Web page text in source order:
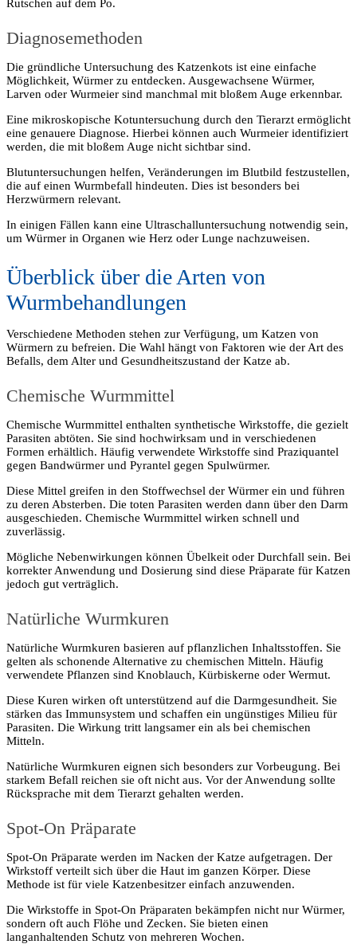
Rutschen auf dem Po.
Diagnosemethoden
Die gründliche Untersuchung des Katzenkots ist eine einfache
Möglichkeit, Würmer zu entdecken. Ausgewachsene Würmer,
Larven oder Wurmeier sind manchmal mit bloßem Auge erkennbar.
Eine mikroskopische Kotuntersuchung durch den Tierarzt ermöglicht
eine genauere Diagnose. Hierbei können auch Wurmeier identifiziert
werden, die mit bloßem Auge nicht sichtbar sind.
Blutuntersuchungen helfen, Veränderungen im Blutbild festzustellen,
die auf einen Wurmbefall hindeuten. Dies ist besonders bei
Herzwürmern relevant.
In einigen Fällen kann eine Ultraschalluntersuchung notwendig sein,
um Würmer in Organen wie Herz oder Lunge nachzuweisen.
Überblick über die Arten von
Wurmbehandlungen
Verschiedene Methoden stehen zur Verfügung, um Katzen von
Würmern zu befreien. Die Wahl hängt von Faktoren wie der Art des
Befalls, dem Alter und Gesundheitszustand der Katze ab.
Chemische Wurmmittel
Chemische Wurmmittel enthalten synthetische Wirkstoffe, die gezielt
Parasiten abtöten. Sie sind hochwirksam und in verschiedenen
Formen erhältlich. Häufig verwendete Wirkstoffe sind Praziquantel
gegen Bandwürmer und Pyrantel gegen Spulwürmer.
Diese Mittel greifen in den Stoffwechsel der Würmer ein und führen
zu deren Absterben. Die toten Parasiten werden dann über den Darm
ausgeschieden. Chemische Wurmmittel wirken schnell und
zuverlässig.
Mögliche Nebenwirkungen können Übelkeit oder Durchfall sein. Bei
korrekter Anwendung und Dosierung sind diese Präparate für Katzen
jedoch gut verträglich.
Natürliche Wurmkuren
Natürliche Wurmkuren basieren auf pflanzlichen Inhaltsstoffen. Sie
gelten als schonende Alternative zu chemischen Mitteln. Häufig
verwendete Pflanzen sind Knoblauch, Kürbiskerne oder Wermut.
Diese Kuren wirken oft unterstützend auf die Darmgesundheit. Sie
stärken das Immunsystem und schaffen ein ungünstiges Milieu für
Parasiten. Die Wirkung tritt langsamer ein als bei chemischen
Mitteln.
Natürliche Wurmkuren eignen sich besonders zur Vorbeugung. Bei
starkem Befall reichen sie oft nicht aus. Vor der Anwendung sollte
Rücksprache mit dem Tierarzt gehalten werden.
Spot-On Präparate
Spot-On Präparate werden im Nacken der Katze aufgetragen. Der
Wirkstoff verteilt sich über die Haut im ganzen Körper. Diese
Methode ist für viele Katzenbesitzer einfach anzuwenden.
Die Wirkstoffe in Spot-On Präparaten bekämpfen nicht nur Würmer,
sondern oft auch Flöhe und Zecken. Sie bieten einen
langanhaltenden Schutz von mehreren Wochen.